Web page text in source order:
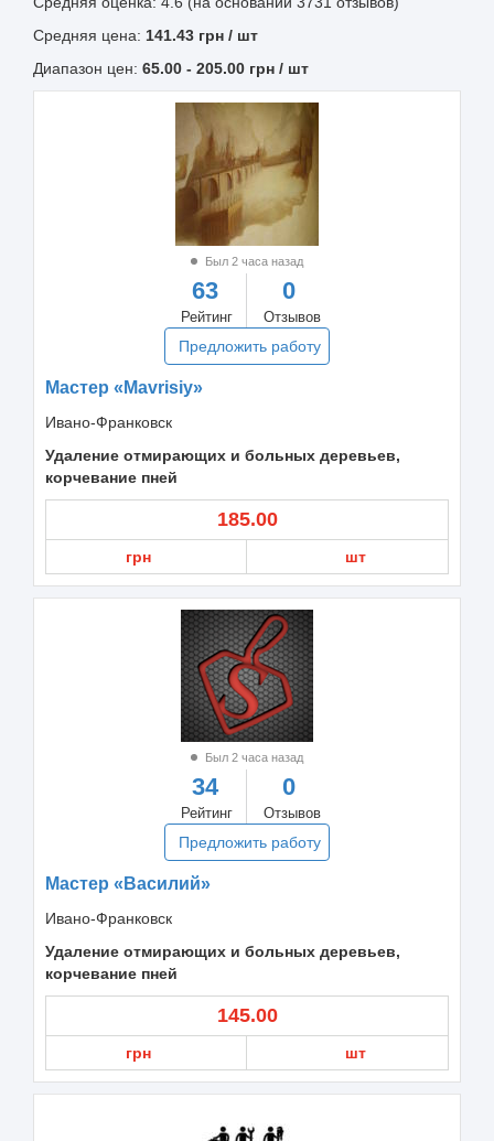
Средняя цена: 141.43 грн / шт
Диапазон цен: 65.00 - 205.00 грн / шт
Был 2 часа назад
63
Рейтинг
0
Отзывов
Предложить работу
Мастер «Mavrisiy»
Ивано-Франковск
Удаление отмирающих и больных деревьев,
корчевание пней
185.00
грн шт
Был 2 часа назад
34
Рейтинг
0
Отзывов
Предложить работу
Мастер «Bacилий»
Ивано-Франковск
Удаление отмирающих и больных деревьев,
корчевание пней
145.00
грн шт